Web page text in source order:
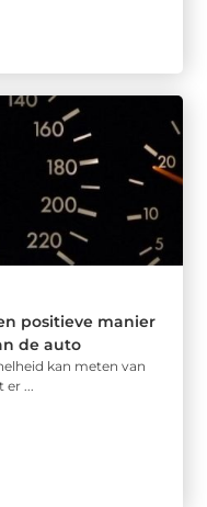
positieve manier
de auto
kan meten van
...